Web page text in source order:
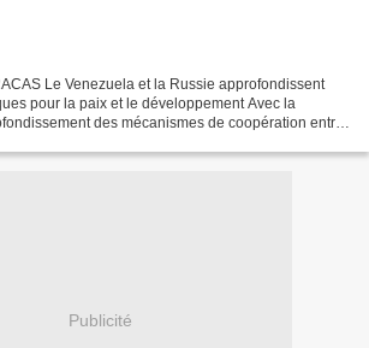
Le Venezuela et la Russie approfondissent
pour la paix et le développement Avec la
des mécanismes de coopération entre
Publicité